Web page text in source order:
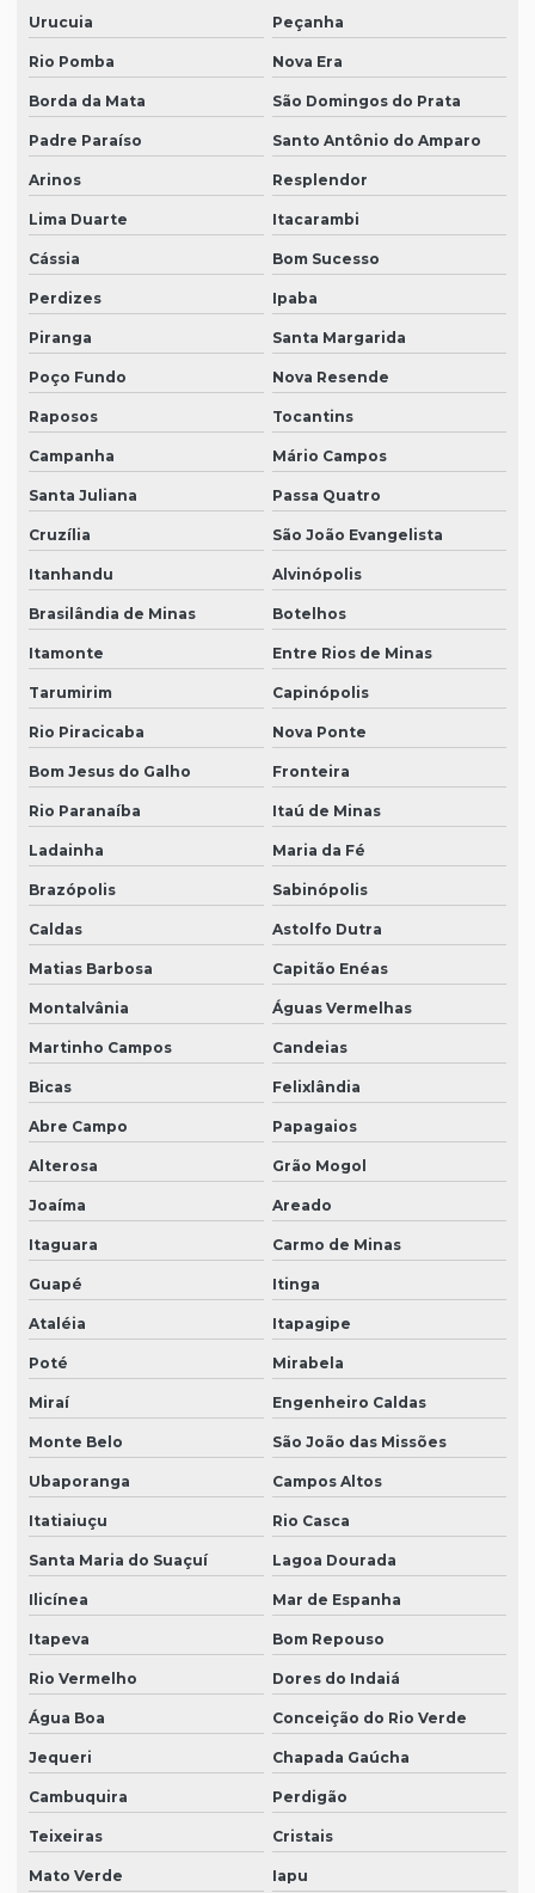
Urucuia Peçanha
Rio Pomba Nova Era
Borda da Mata São Domingos do Prata
Padre Paraíso Santo Antônio do Amparo
Arinos Resplendor
Lima Duarte Itacarambi
Cássia Bom Sucesso
Perdizes Ipaba
Piranga Santa Margarida
Poço Fundo Nova Resende
Raposos Tocantins
Campanha Mário Campos
Santa Juliana Passa Quatro
Cruzília São João Evangelista
Itanhandu Alvinópolis
Brasilândia de Minas Botelhos
Itamonte Entre Rios de Minas
Tarumirim Capinópolis
Rio Piracicaba Nova Ponte
Bom Jesus do Galho Fronteira
Rio Paranaíba Itaú de Minas
Ladainha Maria da Fé
Brazópolis Sabinópolis
Caldas Astolfo Dutra
Matias Barbosa Capitão Enéas
Montalvânia Águas Vermelhas
Martinho Campos Candeias
Bicas Felixlândia
Abre Campo Papagaios
Alterosa Grão Mogol
Joaíma Areado
Itaguara Carmo de Minas
Guapé Itinga
Ataléia Itapagipe
Poté Mirabela
Miraí Engenheiro Caldas
Monte Belo São João das Missões
Ubaporanga Campos Altos
Itatiaiuçu Rio Casca
Santa Maria do Suaçuí Lagoa Dourada
Ilicínea Mar de Espanha
Itapeva Bom Repouso
Rio Vermelho Dores do Indaiá
Água Boa Conceição do Rio Verde
Jequeri Chapada Gaúcha
Cambuquira Perdigão
Teixeiras Cristais
Mato Verde Iapu